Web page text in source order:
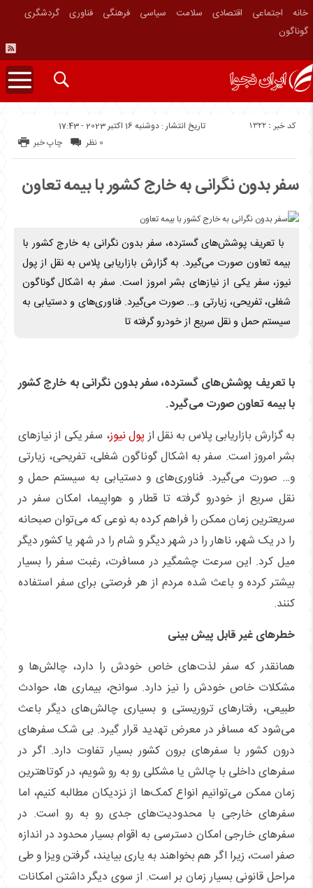
خانه اجتماعی اقتصادی سلامت سیاسی فرهنگی فناوری
گردشگری
گوناگون
تاریخ انتشار : دوشنبه 16 اکتبر 2023 - 17:43 کد خبر : 1322
چاپ خبر 0 نظر
سفر بدون نگرانی به خارج کشور با بیمه تعاون
با تعریف پوشش‌های گسترده، سفر بدون نگرانی به خارج کشور با
بیمه تعاون صورت می‌گیرد. به گزارش بازاریابی پلاس به نقل از پول
نیوز، سفر یکی از نیاز‌های بشر امروز است. سفر به اشکال گوناگون
شغلی، تفریحی، زیارتی و… صورت می‌گیرد. فناوری‌های و دستیابی به
سیستم حمل و نقل سریع از خودرو گرفته تا
با تعریف پوشش‌های گسترده، سفر بدون نگرانی به خارج کشور
با بیمه تعاون صورت می‌گیرد.
به گزارش بازاریابی پلاس به نقل ازپول نیوز، سفر یکی از نیاز‌های
بشر امروز است. سفر به اشکال گوناگون شغلی، تفریحی، زیارتی
و… صورت می‌گیرد. فناوری‌های و دستیابی به سیستم حمل و
نقل سریع از خودرو گرفته تا قطار و هواپیما، امکان سفر در
سریعترین زمان ممکن را فراهم کرده به نوعی که می‌توان صبحانه
را در یک شهر، ناهار را در شهر دیگر و شام را در شهر یا کشور دیگر
میل کرد. این سرعت چشمگیر در مسافرت، رغبت سفر را بسیار
بیشتر کرده و باعث شده مردم از هر فرصتی برای سفر استفاده
کنند.
خطر‌های غیر قابل پیش بینی
همانقدر که سفر لذت‌های خاص خودش را دارد، چالش‌ها و
مشکلات خاص خودش را نیز دارد. سوانح، بیماری ها، حوادث
طبیعی، رفتار‌های تروریستی و بسیاری چالش‌های دیگر باعث
می‌شود که مسافر در معرض تهدید قرار گیرد. بی شک سفر‌های
درون کشور با سفر‌های برون کشور بسیار تفاوت دارد. اگر در
سفر‌های داخلی با چالش یا مشکلی رو به رو شویم، در کوتاهترین
زمان ممکن می‌توانیم انواع کمک‌ها از نزدیکان مطالبه کنیم، اما
سفر‌های خارجی با محدودیت‌های جدی رو به رو است. در
سفر‌های خارجی امکان دسترسی به اقوام بسیار محدود در اندازه
صفر است، زیرا اگر هم بخواهند به یاری بیایند، گرفتن ویزا و طی
مراحل قانونی بسیار زمان بر است. از سوی دیگر داشتن امکانات